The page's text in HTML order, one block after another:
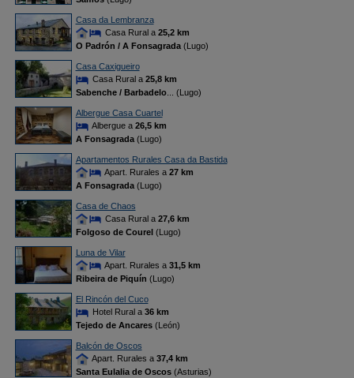
Casa da Lembranza
Casa Rural a 25,2 km
O Padrón / A Fonsagrada(Lugo)
Casa Caxigueiro
Casa Rural a 25,8 km
Sabenche / Barbadelo... (Lugo)
Albergue Casa Cuartel
Albergue a 26,5 km
A Fonsagrada(Lugo)
Apartamentos Rurales Casa da Bastida
Apart. Rurales a 27 km
A Fonsagrada(Lugo)
Casa de Chaos
Casa Rural a 27,6 km
Folgoso de Courel(Lugo)
Luna de Vilar
Apart. Rurales a 31,5 km
Ribeira de Piquín (Lugo)
El Rincón del Cuco
Hotel Rural a 36 km
Tejedo de Ancares(León)
Balcón de Oscos
Apart. Rurales a 37,4 km
Santa Eulalia de Oscos(Asturias)